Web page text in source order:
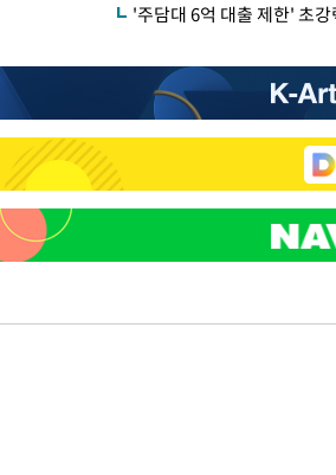
'주담대 6억 대출 제한' 초